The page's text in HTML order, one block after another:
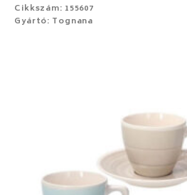
Cikkszám: 155607
Gyártó: Tognana